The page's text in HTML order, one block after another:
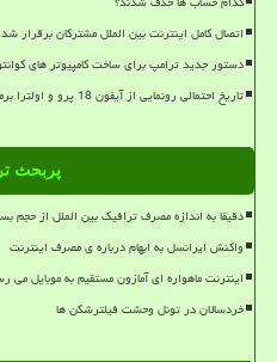
اتصال کامل اینترنت بین الملل مشترکان برقرار شد
دستور جدید ترامپ برای ساخت کامپیوتر های
تاریخ احتمالی رونمایی از آیفون 18 پرو و اولترا برملا شد
پربحث
دقیقا به اندازه مصرف ترافیک بین الملل از حجم
واکنش ایرانسل به ابهام درباره ی مصرف اینترنت
اینترنت ماهواره ای آمازون مستقیم به موبایل می
خردسالان در تونل وحشت فیلترشکن ها